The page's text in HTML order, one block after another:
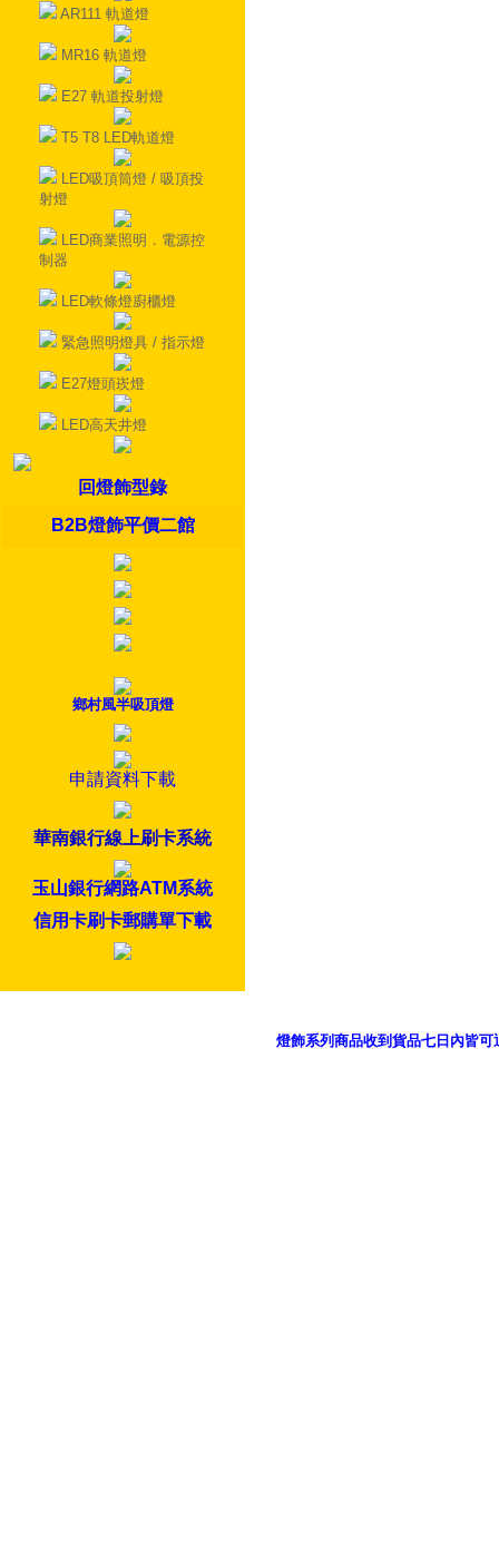
AR111 軌道燈
MR16 軌道燈
E27 軌道投射燈
T5 T8 LED軌道燈
LED吸頂筒燈 / 吸頂投
射燈
LED商業照明．電源控
制器
LED軟條燈廚櫃燈
緊急照明燈具 / 指示燈
E27燈頭崁燈
LED高天井燈
回燈飾型錄
B2B燈飾平價二館
鄉村風半吸頂燈
申請資料下載
華南銀行線上刷卡系統
玉山銀行網路ATM系統
信用卡刷卡郵購單下載
燈飾系列商品收到貨品七日內皆